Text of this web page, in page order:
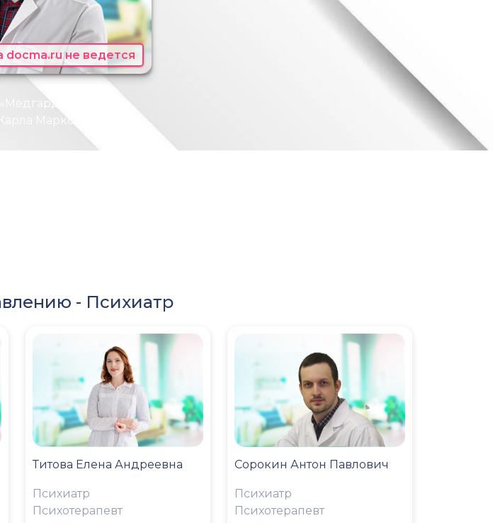
docma.ru не ведется
- Пенза»
Маркса, д 16 к 1
- Психиатр
Титова Елена Андреевна
Психиатр
Психотерапевт
Сорокин Антон Павлович
Психиатр
Психотерапевт